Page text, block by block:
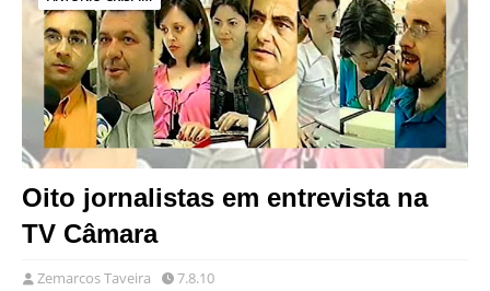
Oito jornalistas em entrevista na
TV Câmara
Zemarcos Taveira 7.8.10